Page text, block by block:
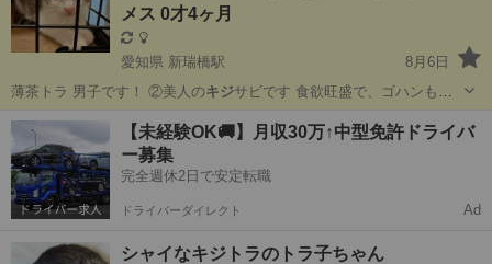
親…
メス 0才4ヶ月
愛知県 新瑞橋駅
8月6日
薄茶トラ 男子です！ ②美人のキジサビです 食欲旺盛で、ゴハンも
オ…
愛知 名古屋市 新瑞橋駅 猫 迷い
【未経験OK🚚】月収30万↑中型免許ドライバ
ー募集
完全週休2日で安定転職
ドライバーダイレクト Ad
シャイなキジトラのトラ子ちゃん